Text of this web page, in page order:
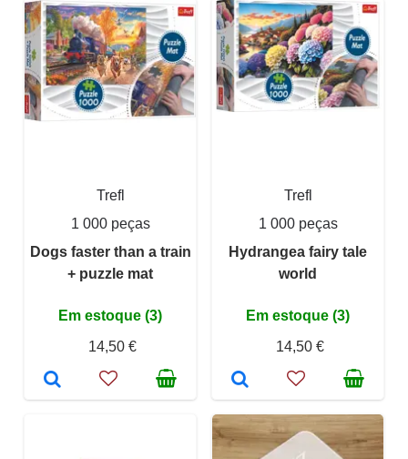
Trefl
1 000 peças
Dogs faster than a train
+ puzzle mat
Em estoque (3)
14,50 €
Trefl
1 000 peças
Hydrangea fairy tale
world
Em estoque (3)
14,50 €